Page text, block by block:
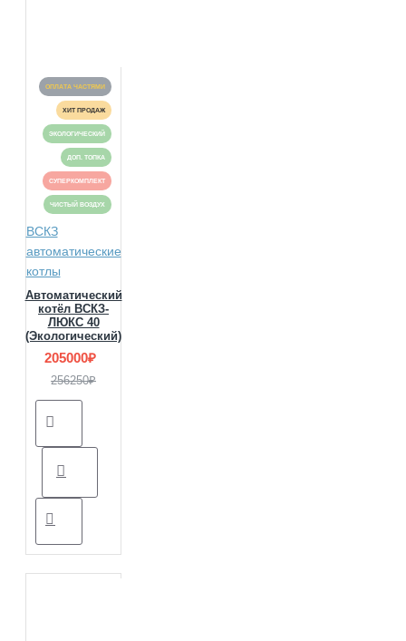
ОПЛАТА ЧАСТЯМИ
ХИТ ПРОДАЖ
ЭКОЛОГИЧЕСКИЙ
ДОП. ТОПКА
СУПЕРКОМПЛЕКТ
ЧИСТЫЙ ВОЗДУХ
ВСКЗ
автоматические
котлы
Автоматический
котёл ВСКЗ-
ЛЮКС 40
(Экологический)
205000₽
256250₽